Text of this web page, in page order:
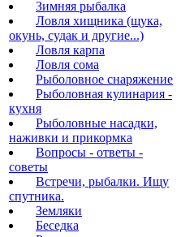
Зимняя рыбалка
Ловля хищника (щука,
окунь, судак и другие...)
Ловля карпа
Ловля сома
Рыболовное снаряжение
Рыболовная кулинария -
кухня
Рыболовные насадки,
наживки и прикормка
Вопросы - ответы -
советы
Встречи, рыбалки. Ищу
спутника.
Земляки
Беседка